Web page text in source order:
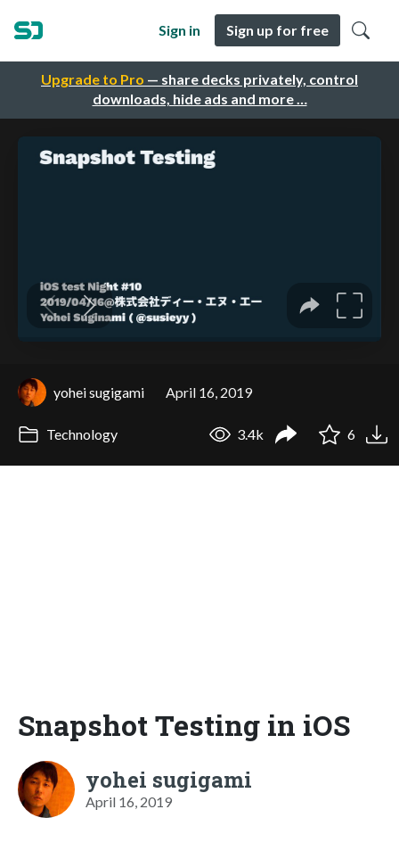
Upgrade to Pro — share decks privately, control
downloads, hide ads and more …
Sign in Sign up for free
yohei sugigami April 16, 2019
Technology 3.4k 6
Snapshot Testing in iOS
yohei sugigami
April 16, 2019